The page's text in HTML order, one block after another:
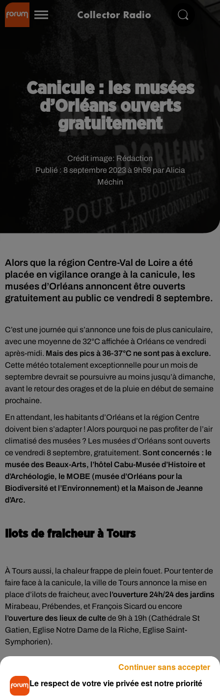
Collector Radio
Canicule : les musées
d’Orléans ouverts
gratuitement
Publié : 8 septembre 2023 à 9h59 par Alicia
Méchin
Crédit image: Rédaction
Alors que la région Centre-Val de Loire a été
placée en vigilance orange à la canicule, les
musées d’Orléans annoncent être ouverts
gratuitement au public ce vendredi 8 septembre.
C’est une journée qui s’annonce une fois de plus caniculaire,
avec une moyenne de 32°C affichée à Orléans ce vendredi
après-midi. Mais des pics à 36-37°C ne sont pas à exclure.
Cette météo totalement exceptionnelle pour un mois de
septembre devrait se poursuivre au moins jusqu’à dimanche,
avant le retour des orages et de la pluie en début de semaine
prochaine.
En attendant, les habitants d’Orléans et la région Centre
doivent bien s’adapter ! Alors pourquoi ne pas profiter de l’air
climatisé des musées ? Les musées d’Orléans sont ouverts
ce vendredi 8 septembre, gratuitement. Sont concernés : le
musée des Beaux-Arts, l’hôtel Cabu-Musée d’Histoire et
d’Archéologie, le MOBE (musée d’Orléans pour la
Biodiversité et l’Environnement) et la Maison de Jeanne
d’Arc.
Ilots de fraicheur à Tours
À Tours aussi, la chaleur frappe de plein fouet. Pour tenter de
faire face à la canicule, la ville de Tours annonce la mise en
place d’ilots de fraicheur, avec l’ouverture 24h/24 des jardins
Mirabeau, Prébendes, et François Sicard ou encore
l’ouverture des lieux de cultede 9h à 19h (Cathédrale St
Gatien, Eglise Notre Dame de la Riche, Eglise Saint-
Symphorien).
Le respect de votre vie privée est notre priorité
Continuer sans accepter